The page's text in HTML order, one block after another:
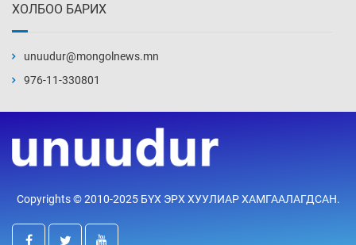
хэмжээг шинэчлэн тогтоох нь
17 цаг 57 мин
мөнгө, хүрэл медаль хүртэв
18 цаг 24 мин
ХОЛБОО БАРИХ
unuudur@mongolnews.mn
976-11-330801
Copyrights © 2010-2025 БҮХ ЭРХ ХУУЛИАР ХАМГААЛАГДСАН.